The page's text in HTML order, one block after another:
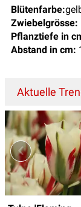
Blütenfarbe:
Zwiebelgrösse:
Pflanztiefe in
Abstand in cm:
Aktuelle